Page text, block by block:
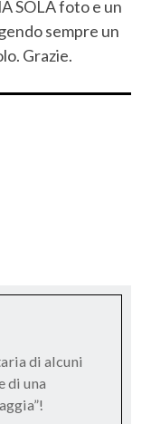
SOLA foto e un
sempre un
Grazie.
di alcuni
di una